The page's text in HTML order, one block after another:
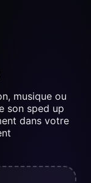
musique ou
son sped up
dans votre